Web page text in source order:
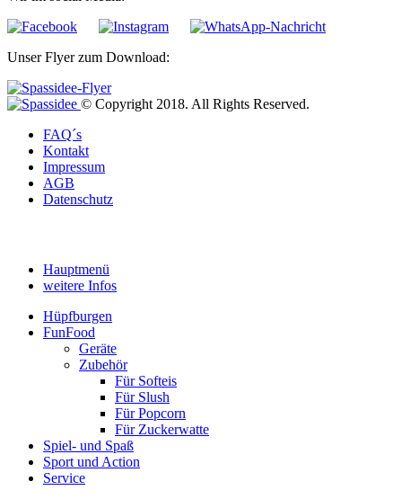
Unser Flyer zum Download:
© Copyright 2018. All Rights Reserved.
FAQ´s
Kontakt
Impressum
AGB
Datenschutz
Hauptmenü
weitere Infos
Hüpfburgen
FunFood
Geräte
Zubehör
Für Softeis
Für Slush
Für Popcorn
Für Zuckerwatte
Spiel- und Spaß
Sport und Action
Service